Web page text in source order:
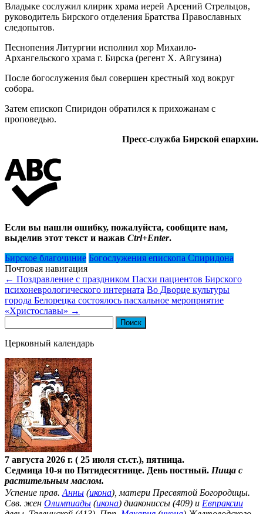
Владыке сослужил клирик храма иерей Арсений Стрельцов,
руководитель Бирского отделения Братства Православных
следопытов.
Песнопения Литургии исполнил хор Михаило-
Архангельского храма г. Бирска (регент Х. Айгузина)
После богослужения был совершен крестный ход вокруг
собора.
Затем епископ Спиридон обратился к прихожанам с
проповедью.
Пресс-служба Бирской епархии.
Если вы нашли ошибку, пожалуйста, сообщите нам,
выделив этот текст и нажав Ctrl+Enter.
Бирское благочиние Богослужения епископа Спиридона
Почтовая навигация
← Поздравление с праздником Пасхи пациентов Бирского
психоневрологического интерната Во Дворце культуры
города Белорецка состоялось пасхальное мероприятие
«Христославы» →
Церковный календарь
7 августа 2026 г. ( 25 июля ст.ст.), пятница.
Седмица 10-я по Пятидесятнице. День постный. Пища с
растительным маслом.
Успение прав. Анны (икона), матери Пресвятой Богородицы.
Свв. жен Олимпиады (икона) диакониссы (409) и Евпраксии